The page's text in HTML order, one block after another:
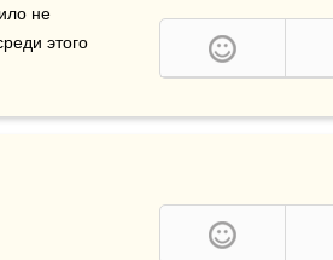
не
этого